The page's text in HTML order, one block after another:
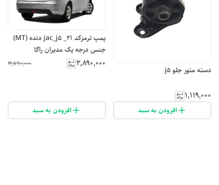
دسته متور جلو j5
۱٬۱۱۹٬۰۰۰
افزودن به سبد
پمپ ترمزکد ۲۱_ jac_j5 دنده (MT)
جنس درجه یک مدیران راگا
۲٬۸۹۰٬۰۰۰ ۳٬۸۹۰٬۰۰۰
افزودن به سبد